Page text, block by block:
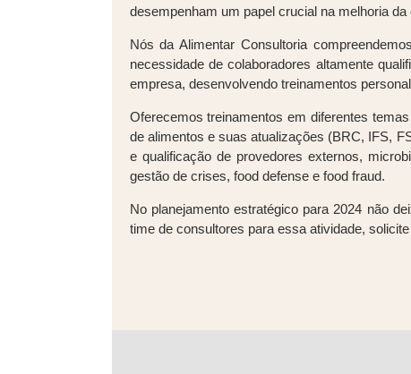
desempenham um papel crucial na melhoria
Nós da Alimentar Consultoria
necessidade de colaboradores altamente
empresa, desenvolvendo treinamentos
Oferecemos treinamentos em diferentes
de alimentos e suas atualizações (BRC, IFS,
e qualificação de provedores externos,
gestão de crises, food defense e food fraud.
No planejamento estratégico para 2024 não
time de consultores para essa atividade,